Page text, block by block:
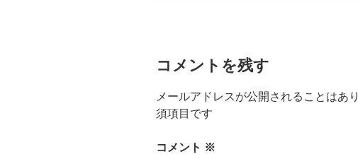
コメントを残す
メールアドレスが公開されることはあ
須項目です
コメント ※